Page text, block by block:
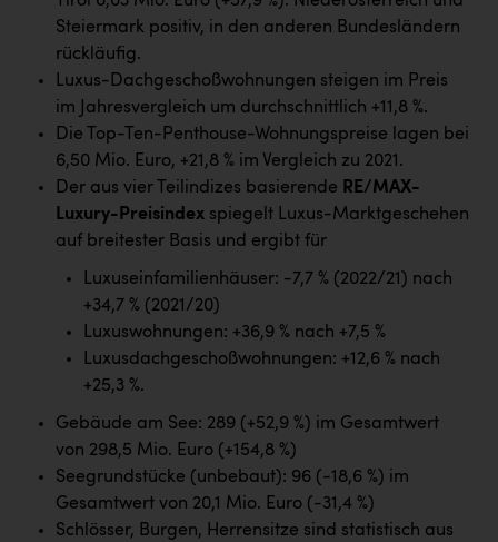
Kleider Bauer
Kremsmüller Anlagenbau GmbH
Maximarkt
Oldtimer Raststationen und Motorhotels
Österreichischer Kachelofenverband
Orlen
Passage Linz
PÜSPÖK
RE/MAX Welcome
Resch&Frisch
RUBBLE MASTER
Steiermark positiv, in den anderen Bundesländern
rückläufig.
Luxus-Dachgeschoßwohnungen steigen im Preis
im Jahresvergleich um durchschnittlich +11,8 %.
Die Top-Ten-Penthouse-Wohnungspreise lagen bei
6,50 Mio. Euro, +21,8 % im Vergleich zu 2021.
Der aus vier Teilindizes basierende RE/MAX-
Luxury-Preisindex spiegelt Luxus-Marktgeschehen
auf breitester Basis und ergibt für
Luxuseinfamilienhäuser: -7,7 % (2022/21) nach
+34,7 % (2021/20)
Luxuswohnungen: +36,9 % nach +7,5 %
Luxusdachgeschoßwohnungen: +12,6 % nach
+25,3 %.
Gebäude am See: 289 (+52,9 %) im Gesamtwert
von 298,5 Mio. Euro (+154,8 %)
Seegrundstücke (unbebaut): 96 (-18,6 %) im
Gesamtwert von 20,1 Mio. Euro (-31,4 %)
Schlösser, Burgen, Herrensitze sind statistisch aus